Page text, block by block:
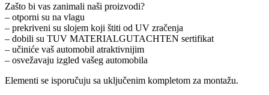
Zašto bi vas zanimali naši proizvodi?
– otporni su na vlagu
– prekriveni su slojem koji štiti od UV zračenja
– dobili su TUV MATERIALGUTACHTEN sertifikat
– učiniće vaš automobil atraktivnijim
– osvežavaju izgled vašeg automobila
Elementi se isporučuju sa uključenim kompletom za montažu.